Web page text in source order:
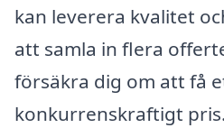
kan leverera kvalitet
att samla in flera
försäkra dig om att få
konkurrenskraftigt